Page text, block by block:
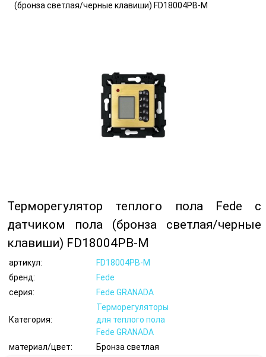
(бронза светлая/черные клавиши) FD18004PB-M
Терморегулятор теплого пола Fede с
датчиком пола (бронза светлая/черные
клавиши) FD18004PB-M
артикул:
FD18004PB-M
бренд:
Fede
серия:
Fede GRANADA
Категория:
Терморегуляторы
для теплого пола
Fede GRANADA
материал/цвет:
Бронза светлая